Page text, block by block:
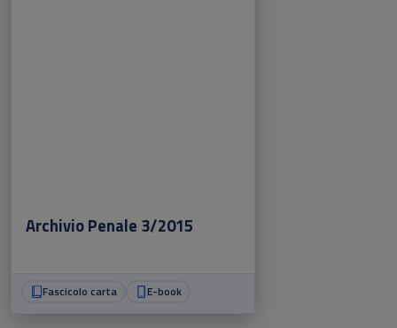
Archivio Penale 3/2015
Fascicolo carta E-book